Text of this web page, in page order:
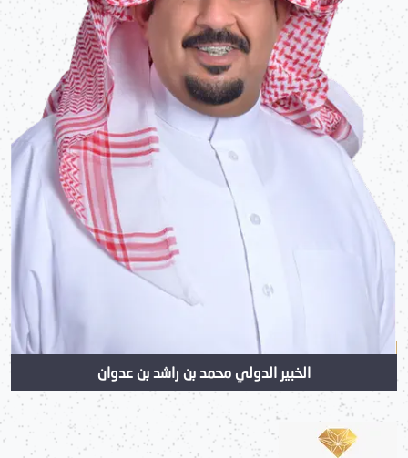
الخبير الدولي محمد بن راشد بن عدوان